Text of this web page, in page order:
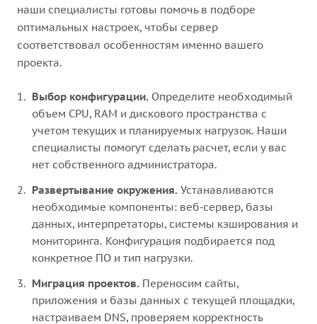
наши специалисты готовы помочь в подборе
оптимальных настроек, чтобы сервер
соответствовал особенностям именно вашего
проекта.
Выбор конфигурации. Определите необходимый
объем CPU, RAM и дискового пространства с
учетом текущих и планируемых нагрузок. Наши
специалисты помогут сделать расчет, если у вас
нет собственного администратора.
Развертывание окружения. Устанавливаются
необходимые компоненты: веб‑сервер, базы
данных, интерпретаторы, системы кэширования и
мониторинга. Конфигурация подбирается под
конкретное ПО и тип нагрузки.
Миграция проектов. Переносим сайты,
приложения и базы данных с текущей площадки,
настраиваем DNS, проверяем корректность